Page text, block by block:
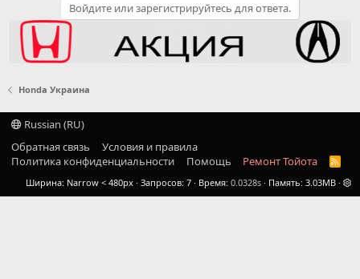
Войдите или зарегистрируйтесь для ответа.
Honda Украина
Russian (RU)
Обратная связь
Условия и правила
Политика конфиденциальности
Помощь Ремонт Тойота
R
S
S
Ширина Запросов 7 Время 0.0328s Память 3.03MB